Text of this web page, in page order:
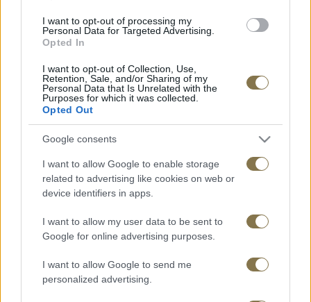
I want to opt-out of processing my
Personal Data for Targeted Advertising.
Opted In
I want to opt-out of Collection, Use,
Retention, Sale, and/or Sharing of my
Personal Data that Is Unrelated with the
Purposes for which it was collected.
Opted Out
Google consents
I want to allow Google to enable storage
related to advertising like cookies on web or
device identifiers in apps.
I want to allow my user data to be sent to
Google for online advertising purposes.
I want to allow Google to send me
personalized advertising.
Τα φρούτα εποχής είναι για μας έμπνευση για τη δημιουργία μιας
απολαυστικής τάρτας
Τζιαντούγια φουντουκιού
Γεύσει απο γνήσια πραλίνα φουντουκιού με ολόκληρα φουνούκια
Χειροποίητες σοκολάτες
Ο απόλυτος έρωτας σοκολάτας υγείας γάλακτος και λευκής
σοκολάτας με ολόκληρους ξηρούς καρπούς
<<